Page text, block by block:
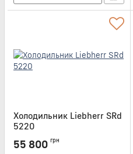
Холодильник Liebherr SRd
5220
SRD5220
55 800 грн